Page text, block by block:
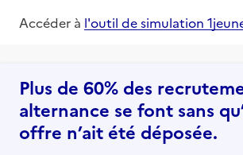
Accéder à l'outil de simulation
Plus de 60% des
alternance se font sans
offre n’ait été déposée.